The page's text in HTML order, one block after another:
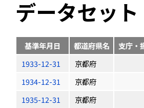
データセット
基準年月日 都道府県名 支庁・
1933-12-31
京都府
1934-12-31
京都府
1935-12-31
京都府